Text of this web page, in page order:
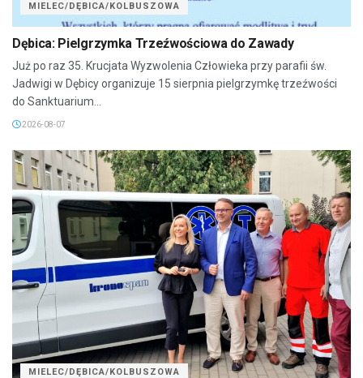
MIELEC/DĘBICA/KOLBUSZOWA
Dębica: Pielgrzymka Trzeźwościowa do Zawady
Już po raz 35. Krucjata Wyzwolenia Człowieka przy parafii św.
Jadwigi w Dębicy organizuje 15 sierpnia pielgrzymkę trzeźwości
do Sanktuarium...
2026-08-07
MIELEC/DĘBICA/KOLBUSZOWA